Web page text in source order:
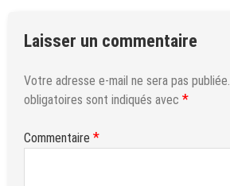
Laisser un commentaire
Votre adresse e-mail ne sera pas publiée.
obligatoires sont indiqués avec *
Commentaire *